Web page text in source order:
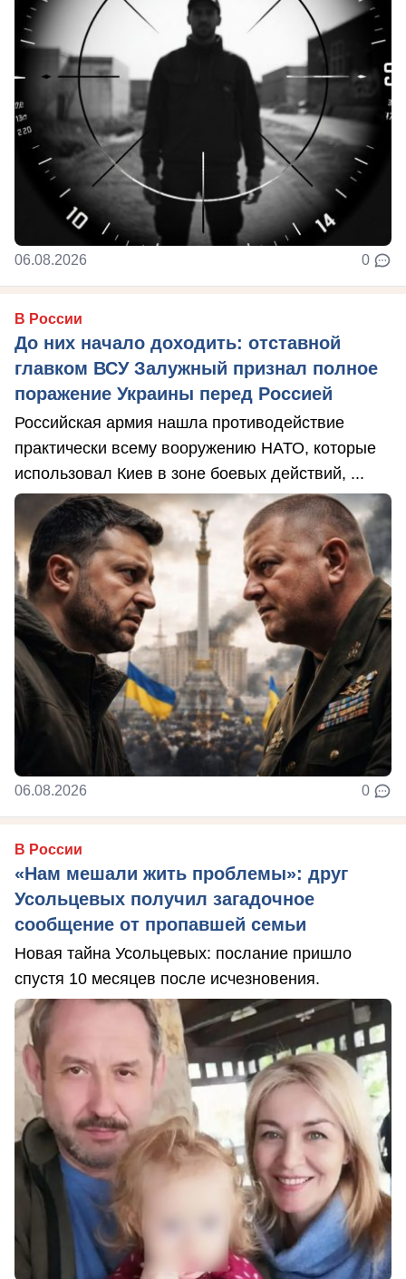
06.08.2026 0
В России
До них начало доходить: отставной
главком ВСУ Залужный признал полное
поражение Украины перед Россией
Российская армия нашла противодействие
практически всему вооружению НАТО, которые
использовал Киев в зоне боевых действий, ...
06.08.2026 0
В России
«Нам мешали жить проблемы»: друг
Усольцевых получил загадочное
сообщение от пропавшей семьи
Новая тайна Усольцевых: послание пришло
спустя 10 месяцев после исчезновения.